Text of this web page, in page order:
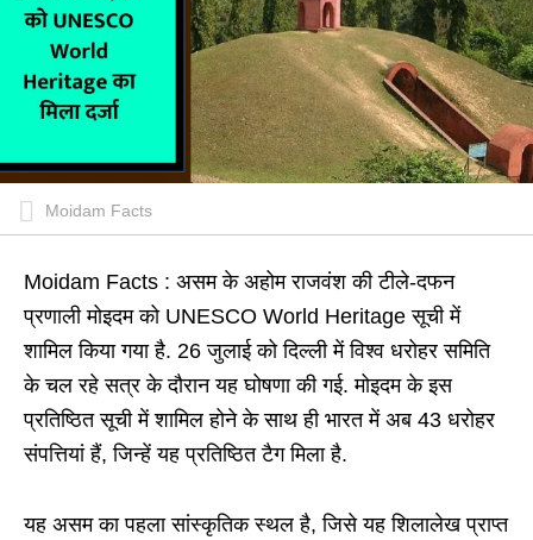
Moidam Facts
Moidam Facts : असम के अहोम राजवंश की टीले-दफन
प्रणाली मोइदम को UNESCO World Heritage सूची में
शामिल किया गया है. 26 जुलाई को दिल्ली में विश्व धरोहर समिति
के चल रहे सत्र के दौरान यह घोषणा की गई. मोइदम के इस
प्रतिष्ठित सूची में शामिल होने के साथ ही भारत में अब 43 धरोहर
संपत्तियां हैं, जिन्हें यह प्रतिष्ठित टैग मिला है.
यह असम का पहला सांस्कृतिक स्थल है, जिसे यह शिलालेख प्राप्त